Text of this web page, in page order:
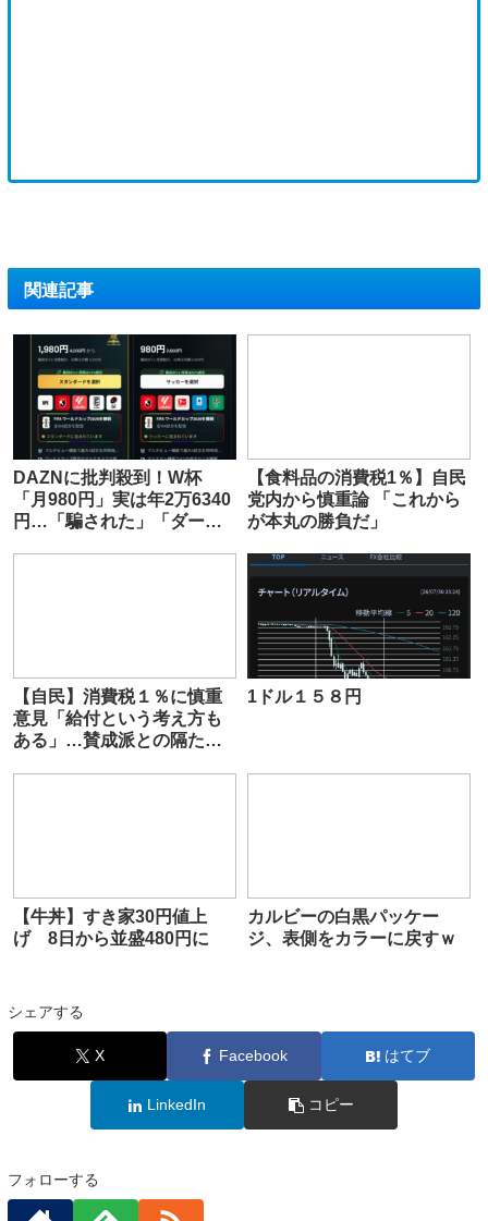
関連記事
DAZNに批判殺到！W杯
「月980円」実は年2万6340
円…「騙された」「ダーク
【食料品の消費税1％】自民
党内から慎重論 「これから
が本丸の勝負だ」
【自民】消費税１％に慎重
意見「給付という考え方も
ある」…賛成派との隔たり
1ドル１５８円
【牛丼】すき家30円値上
げ 8日から並盛480円に
カルビーの白黒パッケー
ジ、表側をカラーに戻すｗ
シェアする
X Facebook はてブ
LinkedIn コピー
フォローする